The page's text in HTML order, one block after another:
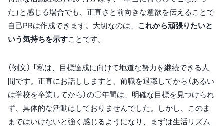
た」と感じる場合でも、正直さと前向きな意欲を伝えることで
自己PRは作成できます。大切なのは、 これから頑張りたいと
いう気持ちを示すことです。
（例文） 「私は、目標達成に向けて地道な努力を継続できる人
間です。正直にお話ししますと、前職を退職してから（あるい
は学校を卒業してから）の〇年間は、明確な目標を見つけられ
ず、具体的な活動はしておりませんでした。しかし、このま
まではいけないと強く感じるようになり、まずは生活リズム